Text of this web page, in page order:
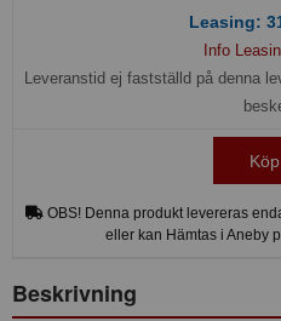
Leasing:
Info
Leveranstid ej fastställd på denna
OBS! Denna produkt levereras
eller kan Hämtas i Aneby
Beskrivning